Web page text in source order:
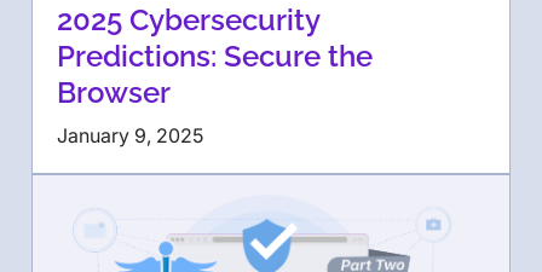
2025 Cybersecurity
Predictions: Secure the
Browser
January 9, 2025